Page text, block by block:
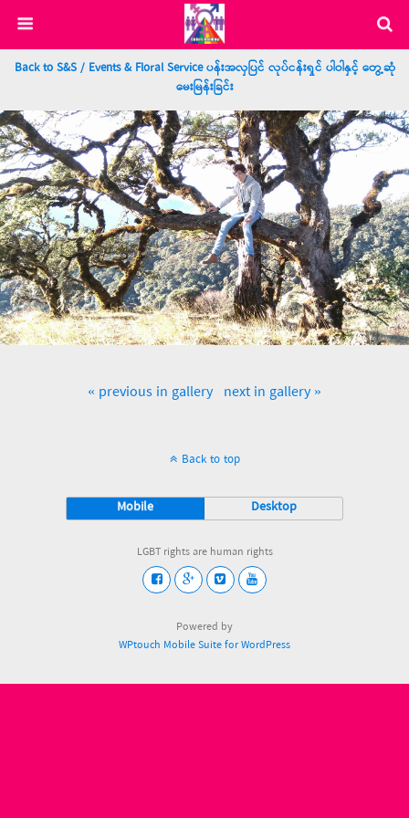
Back to S&S / Events & Floral Service ပန်းအလှပြင် လုပ်ငန်းရှင် ပါဝါနှင့် တွေ့ဆုံ
မေးမြန်းခြင်း
« previous in gallery next in gallery »
Back to top
Mobile Desktop
LGBT rights are human rights
Powered by
WPtouch Mobile Suite for WordPress